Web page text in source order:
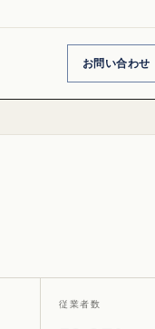
お問い合わせ
従業者数